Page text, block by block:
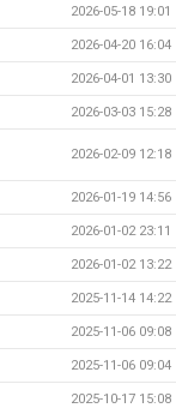
2026-05-18 19:01
2026-04-20 16:04
2026-04-01 13:30
2026-03-03 15:28
2026-02-09 12:18
2026-01-19 14:56
2026-01-02 23:11
2026-01-02 13:22
2025-11-14 14:22
2025-11-06 09:08
2025-11-06 09:04
2025-10-17 15:08